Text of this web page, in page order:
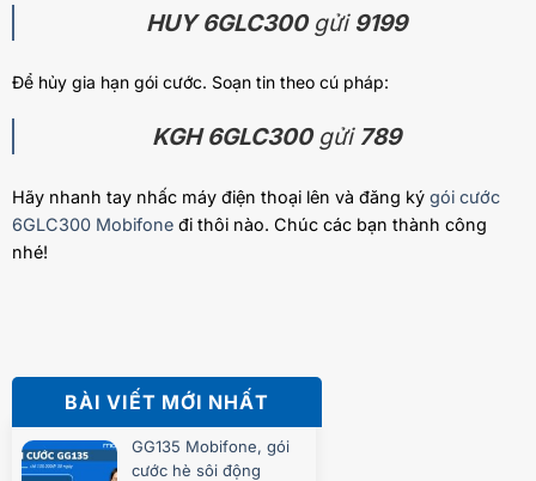
HUY 6GLC300 gửi 9199
Để hủy gia hạn gói cước. Soạn tin theo cú pháp:
KGH 6GLC300 gửi 789
Hãy nhanh tay nhấc máy điện thoại lên và đăng ký gói cước
6GLC300 Mobifone đi thôi nào. Chúc các bạn thành công
nhé!
BÀI VIẾT MỚI NHẤT
GG135 Mobifone, gói
cước hè sôi động